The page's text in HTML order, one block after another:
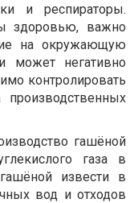
и респираторы.
здоровью, важно
на окружающую
может негативно
контролировать
гашёной
газа в
извести в
вод и отходов